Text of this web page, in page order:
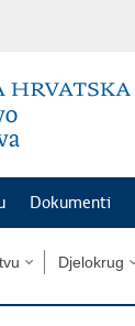
Dokumenti
Djelokrug